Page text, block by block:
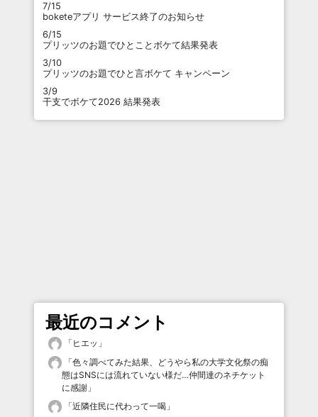
7/15
boketeアプリ サービス終了のお知らせ
6/15
プリッツのお題でひとことボケて結果発表
3/10
プリッツのお題でひと言ボケて キャンペーン
3/9
干支でボケて2026 結果発表
最近のコメント
「 ヒエッ 」
「色々調べてみた結果、どうやら私の大学文化祭の痴
態はSNSには流れていない様だ…仲間達のネチケット
に感謝 」
「近隣住民に代わって一喝 」